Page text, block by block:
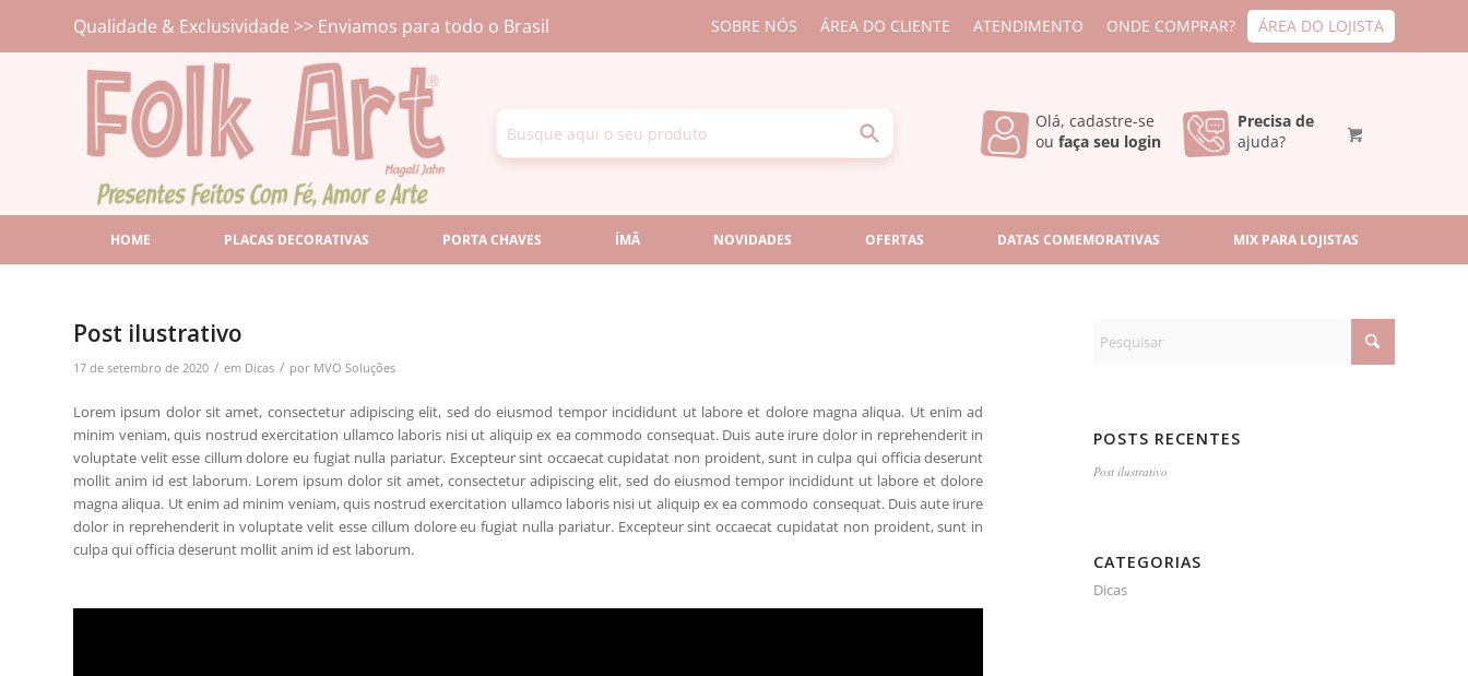
SOBRE NÓS ÁREA DO CLIENTE ATENDIMENTO ONDE COMPRAR? ÁREA DO LOJISTA
Qualidade & Exclusividade >> Enviamos para todo o Brasil
Olá, cadastre-se
ou faça seu login
Precisa de
ajuda?
HOME PLACAS DECORATIVAS PORTA CHAVES ÍMÃ NOVIDADES OFERTAS DATAS COMEMORATIVAS MIX PARA LOJISTAS
Post ilustrativo
17 de setembro de 2020 / em Dicas / por MVO Soluções
Lorem ipsum dolor sit amet, consectetur adipiscing elit, sed do eiusmod tempor incididunt ut labore et dolore magna aliqua. Ut enim ad
minim veniam, quis nostrud exercitation ullamco laboris nisi ut aliquip ex ea commodo consequat. Duis aute irure dolor in reprehenderit in
voluptate velit esse cillum dolore eu fugiat nulla pariatur. Excepteur sint occaecat cupidatat non proident, sunt in culpa qui officia deserunt
mollit anim id est laborum. Lorem ipsum dolor sit amet, consectetur adipiscing elit, sed do eiusmod tempor incididunt ut labore et dolore
magna aliqua. Ut enim ad minim veniam, quis nostrud exercitation ullamco laboris nisi ut aliquip ex ea commodo consequat. Duis aute irure
dolor in reprehenderit in voluptate velit esse cillum dolore eu fugiat nulla pariatur. Excepteur sint occaecat cupidatat non proident, sunt in
culpa qui officia deserunt mollit anim id est laborum.
POSTS RECENTES
Post ilustrativo
CATEGORIAS
Dicas